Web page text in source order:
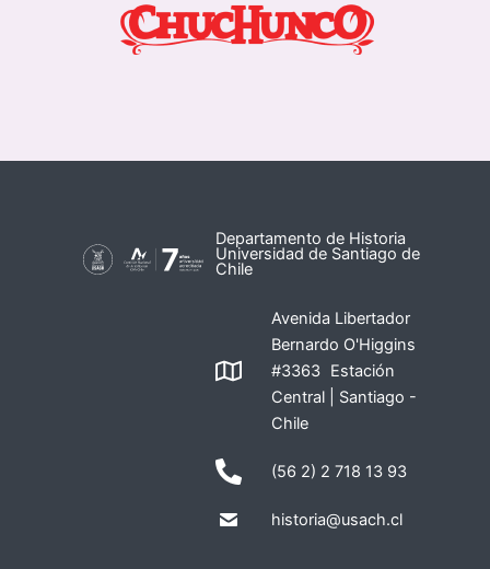
Departamento de Historia
Universidad de Santiago de
Chile
Avenida Libertador
Bernardo O'Higgins
#3363 Estación
Central | Santiago -
Chile
(56 2) 2 718 13 93
historia@usach.cl